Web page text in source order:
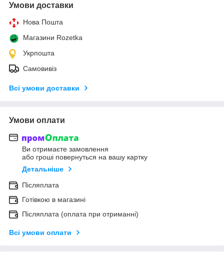
Умови доставки
Нова Пошта
Магазини Rozetka
Укрпошта
Самовивіз
Всі умови доставки
Умови оплати
Ви отримаєте замовлення
або гроші повернуться на вашу картку
Детальніше
Післяплата
Готівкою в магазині
Післяплата (оплата при отриманні)
Всі умови оплати